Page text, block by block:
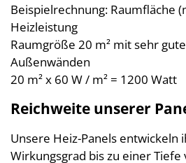
Beispielrechnung: Raumfläche
Heizleistung
Raumgröße 20 m² mit sehr
Außenwänden
20 m² x 60 W / m² = 1200 Watt
Reichweite unserer
Unsere Heiz-Panels entwickeln
Wirkungsgrad bis zu einer Tiefe